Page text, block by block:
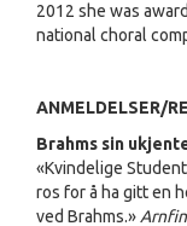
2012 she was
national choral
ANMELDELSER/
Brahms sin
«Kvindelige
ros for å ha gitt en
ved Brahms.»